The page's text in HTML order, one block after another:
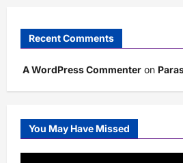
Recent Comments
A WordPress Commenter on
You May Have Missed